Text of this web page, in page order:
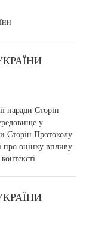
наради Сторін
у
Сторін Протоколу
про оцінку впливу